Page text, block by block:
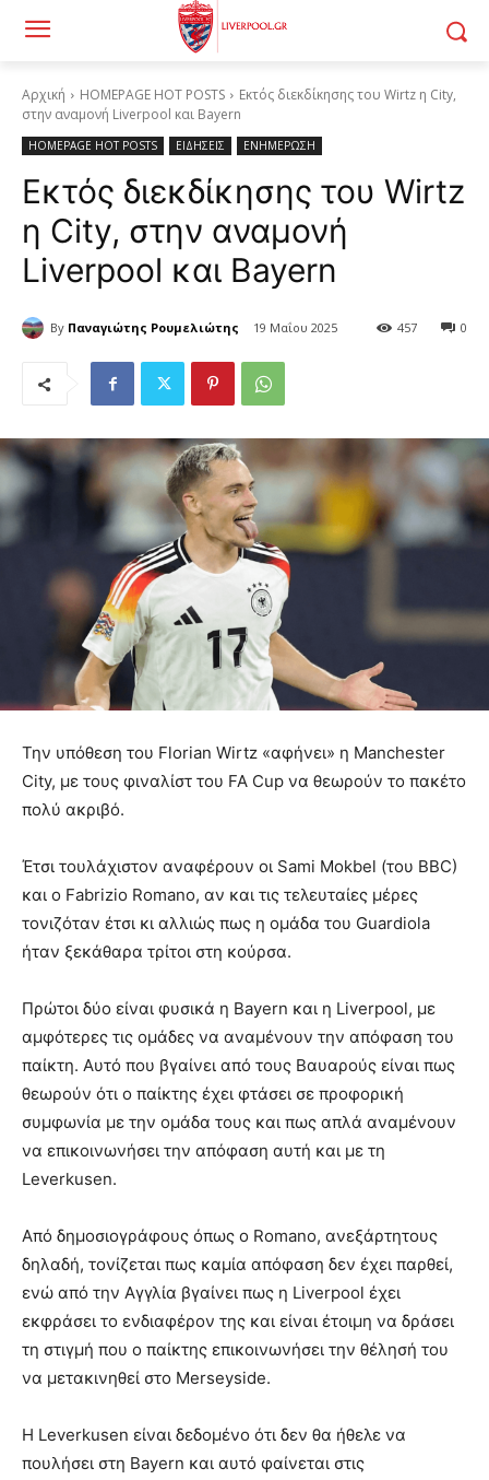
Αρχική HOMEPAGE HOT POSTS
Εκτός διεκδίκησης του Wirtz η City,
στην αναμονή Liverpool και Bayern
HOMEPAGE HOT POSTS ΕΙΔΗΣΕΙΣ ΕΝΗΜΕΡΩΣΗ
Εκτός διεκδίκησης του Wirtz
η City, στην αναμονή
Liverpool και Bayern
By Παναγιώτης Ρουμελιώτης 19 Μαΐου 2025 0
457
Την υπόθεση του Florian Wirtz «αφήνει» η Manchester
City, με τους φιναλίστ του FA Cup να θεωρούν το πακέτο
πολύ ακριβό.
Έτσι τουλάχιστον αναφέρουν οι Sami Mokbel (του BBC)
και ο Fabrizio Romano, αν και τις τελευταίες μέρες
τονιζόταν έτσι κι αλλιώς πως η ομάδα του Guardiola
ήταν ξεκάθαρα τρίτοι στη κούρσα.
Πρώτοι δύο είναι φυσικά η Bayern και η Liverpool, με
αμφότερες τις ομάδες να αναμένουν την απόφαση του
παίκτη. Αυτό που βγαίνει από τους Βαυαρούς είναι πως
θεωρούν ότι ο παίκτης έχει φτάσει σε προφορική
συμφωνία με την ομάδα τους και πως απλά αναμένουν
να επικοινωνήσει την απόφαση αυτή και με τη
Leverkusen.
Από δημοσιογράφους όπως ο Romano, ανεξάρτητους
δηλαδή, τονίζεται πως καμία απόφαση δεν έχει παρθεί,
ενώ από την Αγγλία βγαίνει πως η Liverpool έχει
εκφράσει το ενδιαφέρον της και είναι έτοιμη να δράσει
τη στιγμή που ο παίκτης επικοινωνήσει την θέλησή του
να μετακινηθεί στο Merseyside.
Η Leverkusen είναι δεδομένο ότι δεν θα ήθελε να
πουλήσει στη Bayern και αυτό φαίνεται στις